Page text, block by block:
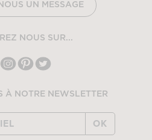
UN MESSAGE
NOUS SUR...
À NOTRE NEWSLETTER
OK